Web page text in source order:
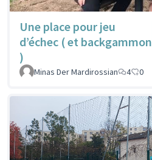
Une place pour jeu
d’échec ( et backgammon
)
Minas Der Mardirossian 4 0